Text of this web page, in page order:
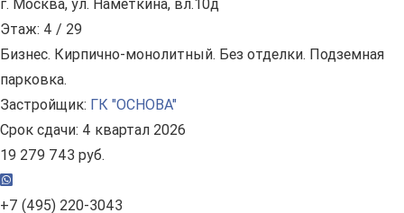
г. Москва, ул. Наметкина, вл.10д
Этаж: 4 / 29
Бизнес. Кирпично-монолитный. Без отделки. Подземная
парковка.
Застройщик: ГК "ОСНОВА"
Срок сдачи: 4 квартал 2026
19 279 743 руб.
+7 (495) 220-3043